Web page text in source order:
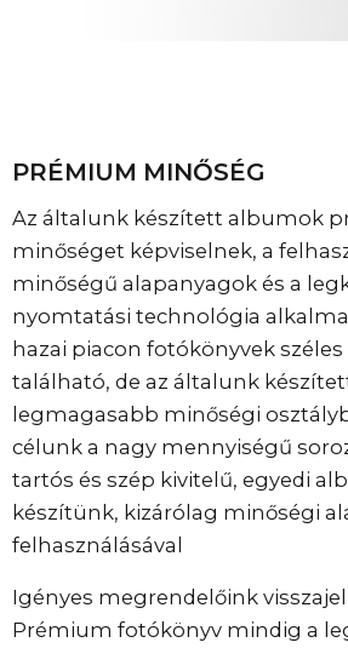
PRÉMIUM MINŐSÉG
Az általunk készített albumok
minőséget képviselnek, a
minőségű alapanyagok és a
nyomtatási technológia
hazai piacon fotókönyvek széles
található, de az általunk
legmagasabb minőségi
célunk a nagy mennyiségű
tartós és szép kivitelű, egyedi
készítünk, kizárólag minőségi
felhasználásával
Igényes megrendelőink
Prémium fotókönyv mindig a